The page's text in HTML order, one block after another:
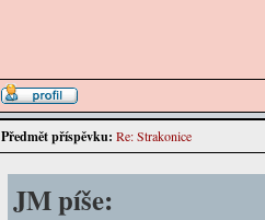
Předmět příspěvku: Re: Strakonice
JM píše: